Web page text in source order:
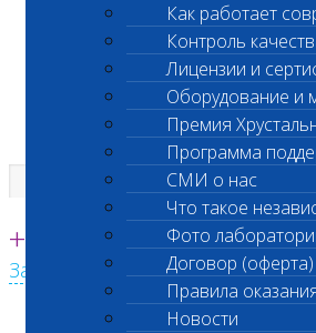
ШАНС
Независимая
Единая круглосуточная справочная
+7 495 260 0 260
Заказать звонок с сайта
Как работает
Контроль
Лицензии и
Оборудование и
Премия
Программа
СМИ о нас
Что такое
Фото
Договор (оферта)
Правила
Новости
Главная страница